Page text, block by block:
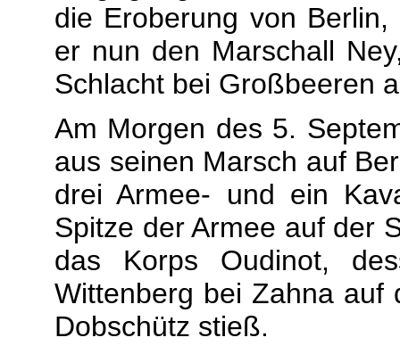
die Eroberung von
er nun den Marschall
Schlacht bei Großbeeren
Am Morgen des 5.
aus seinen Marsch auf
drei Armee- und ein
Spitze der Armee auf der
das Korps Oudinot,
Wittenberg bei Zahna auf
Dobschütz stieß.